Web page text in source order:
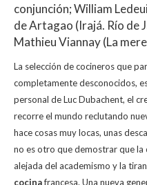
conjunción; William
de Artagao (Irajá. Río de
Mathieu Viannay (La
La selección de cocineros que
completamente desconocidos,
personal de Luc Dubachent, el
recorre el mundo reclutando
hace cosas muy locas, unas
no es otro que demostrar que la
alejada del academismo y la
cocinafrancesa. Una nueva